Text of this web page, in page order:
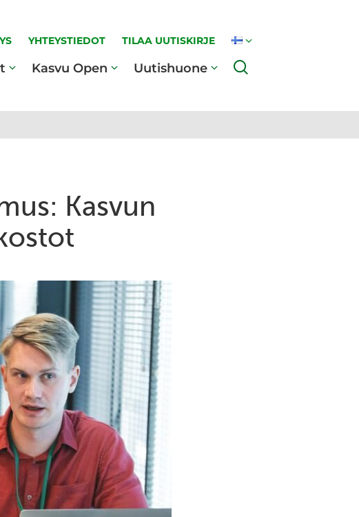
YHTEYSTIEDOT TILAA UUTISKIRJE
Kasvu Open Uutishuone
Kasvun